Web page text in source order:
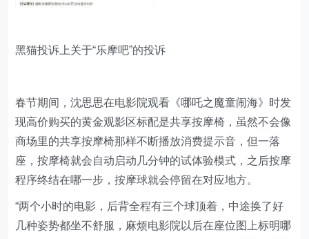
黑猫投诉上关于“乐摩吧”的投诉
春节期间，沈思思在电影院观看《哪吒之魔童闹海》时发
现高价购买的黄金观影区标配是共享按摩椅，虽然不会像
商场里的共享按摩椅那样不断播放消费提示音，但一落
座，按摩椅就会自动启动几分钟的试体验模式，之后按摩
程序终结在哪一步，按摩球就会停留在对应地方。
“两个小时的电影，后背全程有三个球顶着，中途换了好
几种姿势都坐不舒服，麻烦电影院以后在座位图上标明哪